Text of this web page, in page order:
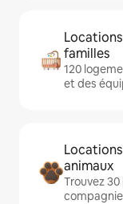
familles
120
et des
animaux
Trouvez
compagnie